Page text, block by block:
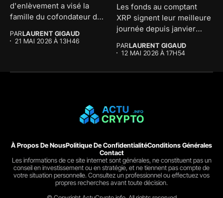
d'enlèvement a visé la
famille du cofondateur de
PARLAURENT GIGAUD
21 MAI 2026 À 13H46
Les fonds au comptant
XRP signent leur meilleure
journée depuis janvier
PARLAURENT GIGAUD
12 MAI 2026 À 17H54
À Propos De NousPolitique De ConfidentialitéConditions Générales
Contact
Les informations de ce site internet sont générales, ne constituent pas un
conseil en investissement ou en stratégie, et ne tiennent pas compte de
votre situation personnelle. Consultez un professionnel ou effectuez vos
propres recherches avant toute décision.